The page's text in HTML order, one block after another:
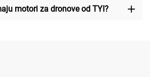
motori za dronove od TYI?